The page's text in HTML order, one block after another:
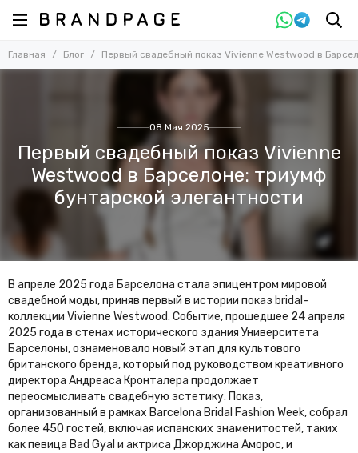
Главная Блог Первый свадебный показ Vivienne Westwood в
08 Мая 2025
Первый свадебный показ Vivienne
Westwood в Барселоне: триумф
бунтарской элегантности
В апреле 2025 года Барселона стала эпицентром мировой
свадебной моды, приняв первый в истории показ bridal-
коллекции Vivienne Westwood. Событие, прошедшее 24 апреля
2025 года в стенах исторического здания Университета
Барселоны, ознаменовало новый этап для культового
британского бренда, который под руководством креативного
директора Андреаса Кронталера продолжает
переосмысливать свадебную эстетику. Показ,
организованный в рамках Barcelona Bridal Fashion Week, собрал
более 450 гостей, включая испанских знаменитостей, таких
как певица Bad Gyal и актриса Джорджина Аморос, и